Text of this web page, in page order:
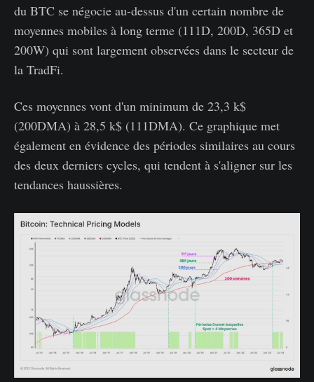
du BTC se négocie au-dessus d'un certain nombre de
moyennes mobiles à long terme (111D, 200D, 365D et
200W) qui sont largement observées dans le secteur de
la TradFi.
Ces moyennes vont d'un minimum de 23,3 k$
(200DMA) à 28,5 k$ (111DMA). Ce graphique met
également en évidence des périodes similaires au cours
des deux derniers cycles, qui tendent à s'aligner sur les
tendances haussières.